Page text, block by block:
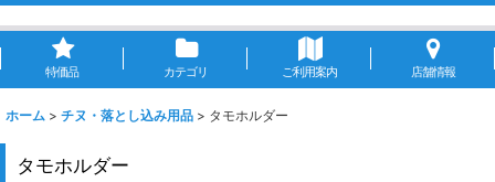
特価品 カテゴリ ご利用案内 店舗情報
ホーム > チヌ・落とし込み用品 > タモホルダー
タモホルダー